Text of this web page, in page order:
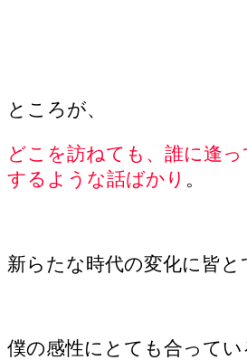
ところが、
どこを訪ねても、誰に逢
するような話ばかり 。
新らたな時代の変化に皆と
僕の感性にとても合ってい